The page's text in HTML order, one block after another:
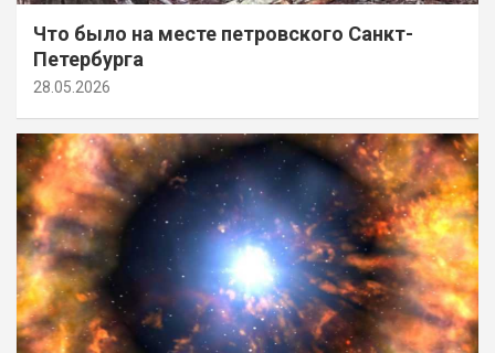
Что было на месте петровского Санкт-
Петербурга
28.05.2026